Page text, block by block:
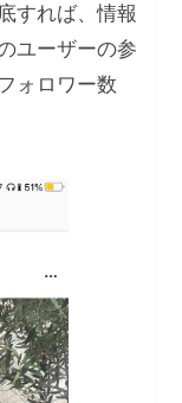
すれば、情報
ユーザーの参
ォロワー数